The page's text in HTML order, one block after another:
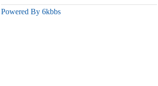
Powered By 6kbbs